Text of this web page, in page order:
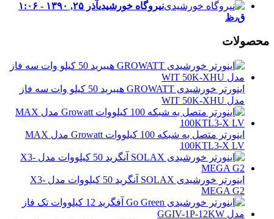
نیروگاه خورشیدی
آذر ۲۵, ۱۳۹۰ - ۱:۰۶
ق٫ظ
محصولات
اینورتر خورشیدی GROWATT هیبرید 50 کیلو وات سه فاز
مدل WIT 50K-XHU
اینورتر متصل به شبکه 100 کیلووات Growatt مدل MAX
100KTL3-X LV
اینورتر خورشیدی SOLAX آنگرید 50 کیلووات مدل X3-
MEGA G2